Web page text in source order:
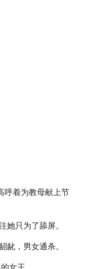
呼着为教母献上节
她只为了舔屏。
龀，男女通杀。